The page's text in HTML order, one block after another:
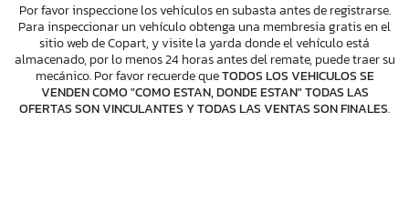
Por favor inspeccione los vehículos en subasta antes de registrarse.
Para inspeccionar un vehículo obtenga una membresia gratis en el
sitio web de Copart, y visite la yarda donde el vehículo está
almacenado, por lo menos 24 horas antes del remate, puede traer su
mecánico. Por favor recuerde queTODOS LOS VEHICULOS SE
VENDEN COMO "COMO ESTAN, DONDE ESTAN" TODAS LAS
OFERTAS SON VINCULANTES Y TODAS LAS VENTAS SON FINALES.